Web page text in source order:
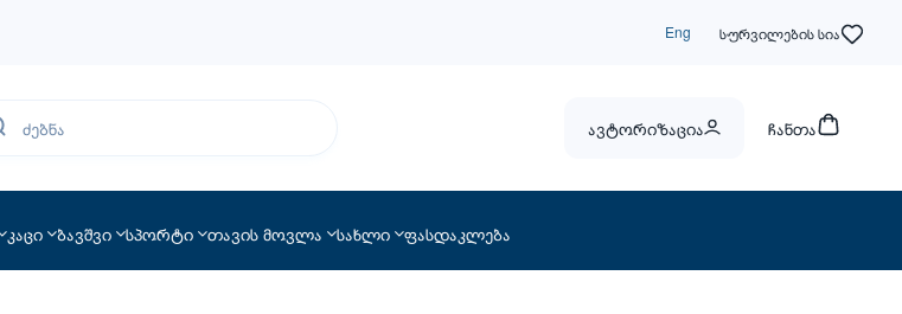
Eng სურვილების სია
ავტორიზაცია ჩანთა
კაცი ბავშვი სპორტი თავის მოვლა სახლი ფასდაკლება